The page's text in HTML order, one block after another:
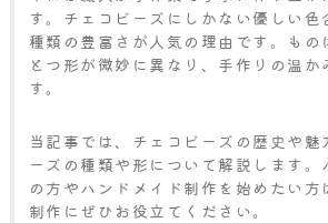
す。チェコビーズにしかない優しい色
種類の豊富さが人気の理由です。もの
とつ形が微妙に異なり、手作りの温か
す。
当記事では、チェコビーズの歴史や魅
ーズの種類や形について解説します。
の方やハンドメイド制作を始めたい方
制作にぜひお役立てください。